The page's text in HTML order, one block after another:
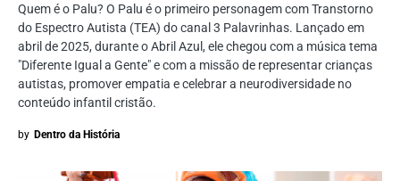
Quem é o Palu? O Palu é o primeiro personagem com Transtorno
do Espectro Autista (TEA) do canal 3 Palavrinhas. Lançado em
abril de 2025, durante o Abril Azul, ele chegou com a música tema
"Diferente Igual a Gente" e com a missão de representar crianças
autistas, promover empatia e celebrar a neurodiversidade no
conteúdo infantil cristão.
by Dentro da História